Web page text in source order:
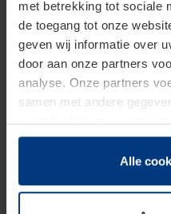
met betrekking tot sociale
de toegang tot onze
geven wij informatie over
door aan onze partners
analyse. Onze partners
samen met andere
gesteld of die zij in het
dienstverlening hebben
Juridisch zijn wij
onze pagina's absoluut
Alle
toe de mogelijkheid van
handgrepen, en u
past.
Het weer vraagt om